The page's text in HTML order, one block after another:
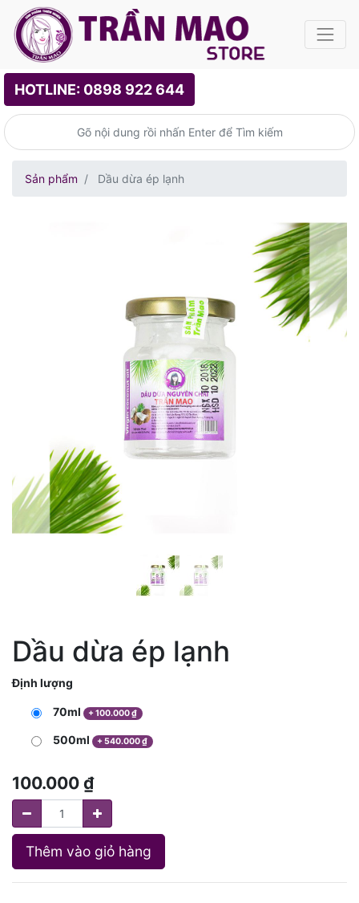
HOTLINE: 0898 922 644
Sản phẩm Dầu dừa ép lạnh
Dầu dừa ép lạnh
Định lượng
70ml +100.000₫
500ml +540.000₫
100.000 ₫
Thêm vào giỏ hàng